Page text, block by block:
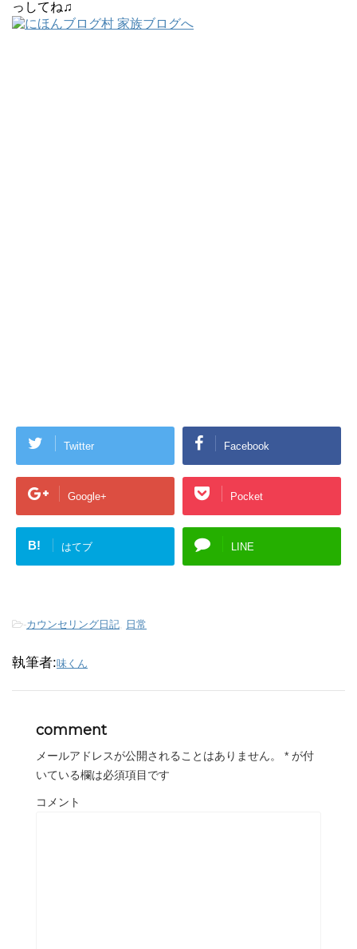
っしてね♫
Twitter Facebook
Google+ Pocket
B! はてブ LINE
-カウンセリング日記, 日常
執筆者:味くん
comment
メールアドレスが公開されることはありません。 * が付
いている欄は必須項目です
コメント